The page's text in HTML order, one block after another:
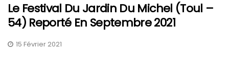
Le Festival Du Jardin Du Michel (Toul –
54) Reporté En Septembre 2021
15 Février 2021